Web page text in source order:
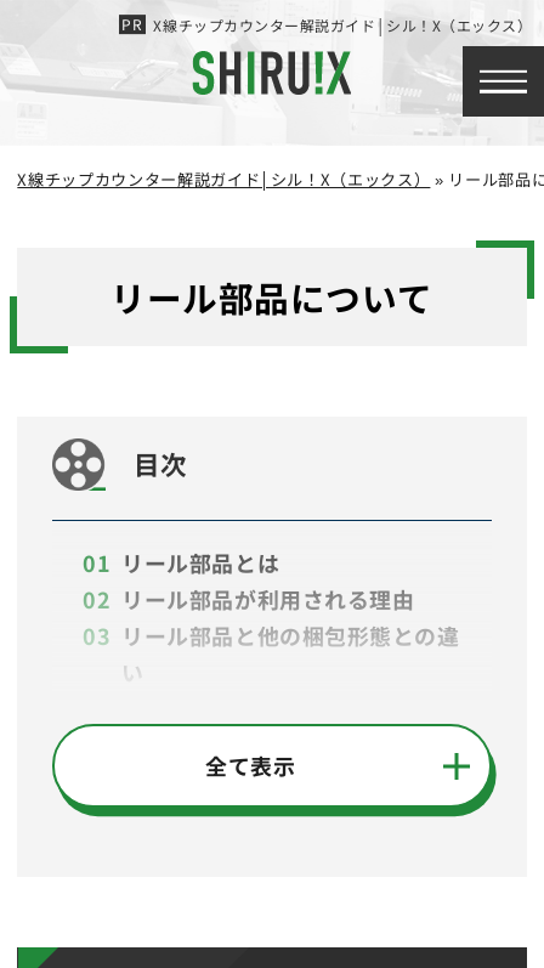
X線チップカウンター解説ガイド│シル！X（エックス）
X線チップカウンター解説ガイド│シル！X（エックス） » リール部品
リール部品について
目次
リール部品とは
リール部品が利用される理由
リール部品と他の梱包形態との違
い
リール部品の数え方
電子部品・リールの保管／整理の
全て表示